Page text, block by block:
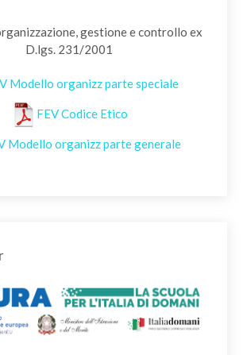
gestione e controllo ex
D.lgs. 231/2001
Modello organizz parte speciale
FEV Codice Etico
Modello organizz parte generale